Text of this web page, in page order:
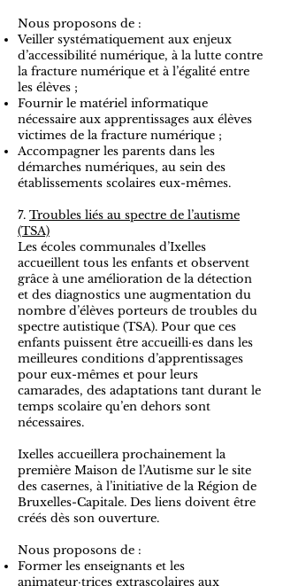
Nous proposons de :
Veiller systématiquement aux enjeux
d’accessibilité numérique, à la lutte contre
la fracture numérique et à l’égalité entre
les élèves ;
Fournir le matériel informatique
nécessaire aux apprentissages aux élèves
victimes de la fracture numérique ;
Accompagner les parents dans les
démarches numériques, au sein des
établissements scolaires eux-mêmes.
7. Troubles liés au spectre de l’autisme
(TSA)
Les écoles communales d’Ixelles
accueillent tous les enfants et observent
grâce à une amélioration de la détection
et des diagnostics une augmentation du
nombre d’élèves porteurs de troubles du
spectre autistique (TSA). Pour que ces
enfants puissent être accueilli·es dans les
meilleures conditions d’apprentissages
pour eux-mêmes et pour leurs
camarades, des adaptations tant durant le
temps scolaire qu’en dehors sont
nécessaires.
Ixelles accueillera prochainement la
première Maison de l’Autisme sur le site
des casernes, à l’initiative de la Région de
Bruxelles-Capitale. Des liens doivent être
créés dès son ouverture.
Nous proposons de :
Former les enseignants et les
animateur·trices extrascolaires aux